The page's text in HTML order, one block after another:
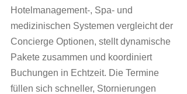
Hotelmanagement-, Spa- und
medizinischen Systemen vergleicht der
Concierge Optionen, stellt dynamische
Pakete zusammen und koordiniert
Buchungen in Echtzeit. Die Termine
füllen sich schneller, Stornierungen